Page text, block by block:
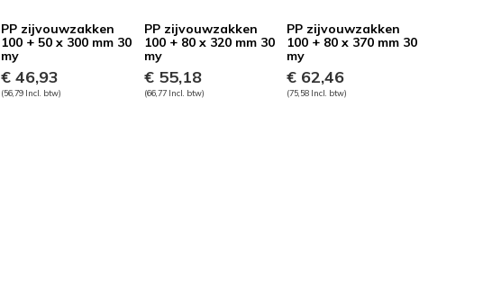
PP zijvouwzakken
100 + 50 x 300 mm 30
my
€ 46,93
(56,79 Incl. btw)
PP zijvouwzakken
100 + 80 x 320 mm 30
my
€ 55,18
(66,77 Incl. btw)
PP zijvouwzakken
100 + 80 x 370 mm 30
my
€ 62,46
(75,58 Incl. btw)